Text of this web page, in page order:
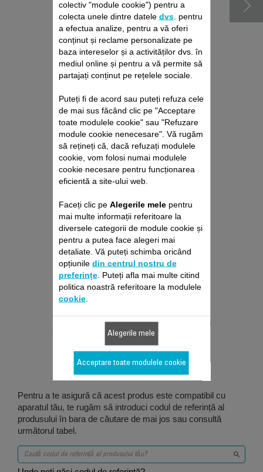
PACHET DE REPARAȚII
ASPIRATOARE CU ȘI
FĂRĂ SAC ROWENTA
Fără deviz, fără surprize
Prelungire cu 6 luni a garanției!
229,00 RON
Adaugă în coş
Proiectat pentru 9
produs/produse
Pentru a te asigură că acest produs este compatibil cu
aparatul tău, te rugăm să introduci codul de referință al
produsului în bara de căutare de mai jos sau consultă
următorul tabel.
colectiv "module cookie") pentru a
colecta unele dintre datele dvs. pentru
a efectua analize, pentru a vă oferi
conținut și reclame personalizate pe
baza intereselor și a activităților dvs. în
mediul online și pentru a vă permite să
partajați conținut pe rețelele sociale.
Puteți fi de acord sau puteți refuza cele
de mai sus făcând clic pe "Acceptare
toate modulele cookie" sau "Refuzare
module cookie nenecesare". Vă rugăm
să rețineți că, dacă refuzați modulele
cookie, vom folosi numai modulele
cookie necesare pentru funcționarea
eficientă a site-ului web.
Faceți clic pe Alegerile melepentru
mai multe informații referitoare la
diversele categorii de module cookie și
pentru a putea face alegeri mai
detaliate. Vă puteți schimba oricând
opțiunile din centrul nostru de
preferințe. Puteți afla mai multe citind
politica noastră referitoare la modulele
cookie.
Alegerile mele
Acceptare toate modulele cookie